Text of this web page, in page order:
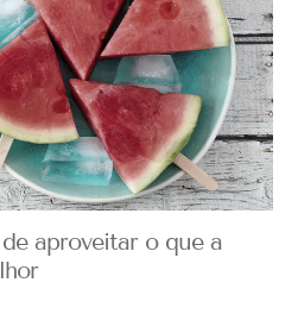
aproveitar o que a